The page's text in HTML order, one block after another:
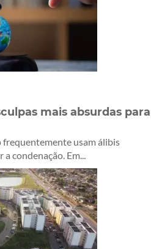
mais absurdas para
usam álibis
condenação. Em...